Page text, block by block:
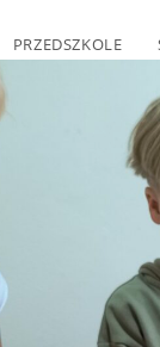
PRZEDSZKOLE